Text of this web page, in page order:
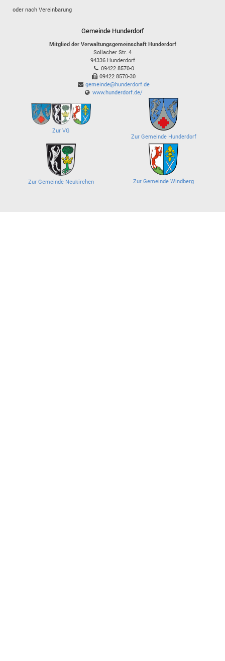
oder nach Vereinbarung
Gemeinde Hunderdorf
Mitglied der Verwaltungsgemeinschaft Hunderdorf
Sollacher Str. 4
94336 Hunderdorf
09422 8570-0
09422 8570-30
gemeinde@hunderdorf.de
www.hunderdorf.de/
Zur VG
Zur Gemeinde Hunderdorf
Zur Gemeinde Neukirchen Zur Gemeinde Windberg